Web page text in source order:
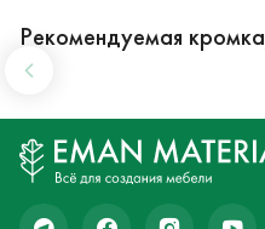
Рекомендуемая